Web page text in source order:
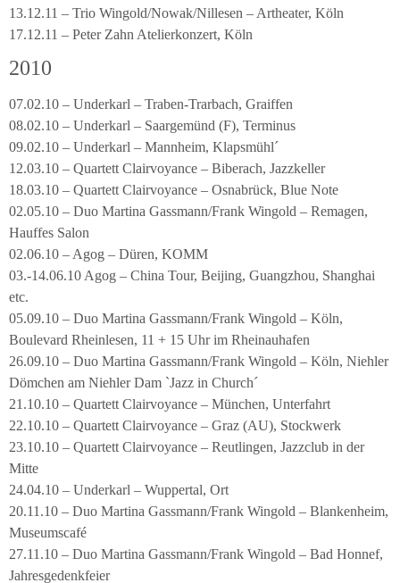
13.12.11 – Trio Wingold/Nowak/Nillesen – Artheater, Köln
17.12.11 – Peter Zahn Atelierkonzert, Köln
2010
07.02.10 – Underkarl – Traben-Trarbach, Graiffen
08.02.10 – Underkarl – Saargemünd (F), Terminus
09.02.10 – Underkarl – Mannheim, Klapsmühl´
12.03.10 – Quartett Clairvoyance – Biberach, Jazzkeller
18.03.10 – Quartett Clairvoyance – Osnabrück, Blue Note
02.05.10 – Duo Martina Gassmann/Frank Wingold – Remagen,
Hauffes Salon
02.06.10 – Agog – Düren, KOMM
03.-14.06.10 Agog – China Tour, Beijing, Guangzhou, Shanghai
etc.
05.09.10 – Duo Martina Gassmann/Frank Wingold – Köln,
Boulevard Rheinlesen, 11 + 15 Uhr im Rheinauhafen
26.09.10 – Duo Martina Gassmann/Frank Wingold – Köln, Niehler
Dömchen am Niehler Dam `Jazz in Church´
21.10.10 – Quartett Clairvoyance – München, Unterfahrt
22.10.10 – Quartett Clairvoyance – Graz (AU), Stockwerk
23.10.10 – Quartett Clairvoyance – Reutlingen, Jazzclub in der
Mitte
24.04.10 – Underkarl – Wuppertal, Ort
20.11.10 – Duo Martina Gassmann/Frank Wingold – Blankenheim,
Museumscafé
27.11.10 – Duo Martina Gassmann/Frank Wingold – Bad Honnef,
Jahresgedenkfeier